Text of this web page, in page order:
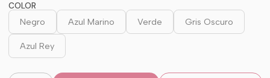
COLOR
Negro Azul Marino Verde Gris Oscuro
Azul Rey